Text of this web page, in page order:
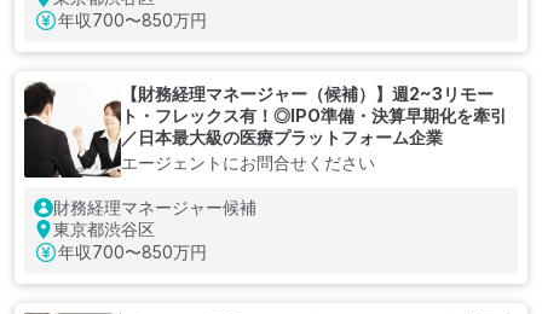
年収700〜850万円
【財務経理マネージャー（候補）】週2~3リモー
ト・フレックス有！◎IPO準備・決算早期化を牽引
／日本最大級の医療プラットフォーム企業
エージェントにお問合せください
財務経理マネージャー候補
東京都渋谷区
年収700〜850万円